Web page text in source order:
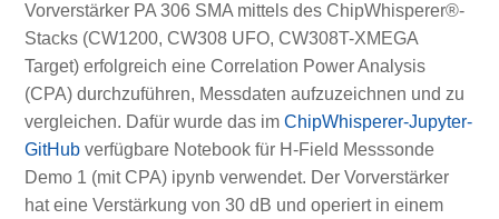
Vorverstärker PA 306 SMA mittels des ChipWhisperer®-
Stacks (CW1200, CW308 UFO, CW308T-XMEGA
Target) erfolgreich eine Correlation Power Analysis
(CPA) durchzuführen, Messdaten aufzuzeichnen und zu
vergleichen. Dafür wurde das im ChipWhisperer-Jupyter-
GitHubverfügbare Notebook für H-Field Messsonde
Demo 1 (mit CPA) ipynb verwendet. Der Vorverstärker
hat eine Verstärkung von 30 dB und operiert in einem